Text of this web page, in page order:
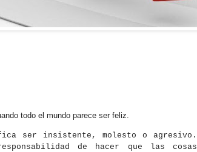
todo el mundo parece ser feliz.
ser insistente, molesto o agresivo.
de hacer que las cosas